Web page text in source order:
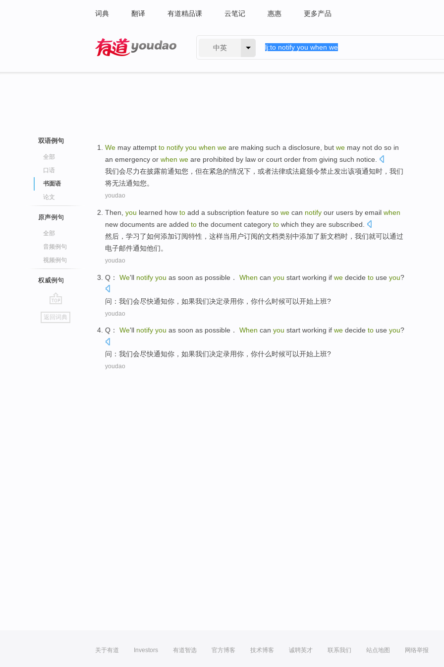
词典 翻译 有道精品课 云笔记 惠惠 更多产品
中英
双语例句
全部
口语
书面语
论文
原声例句
全部
音频例句
视频例句
权威例句
go
top
返回词典
We may attempt to notify you when we are making such a disclosure but we may not do so in
an emergency or when we are prohibited by law or court order from giving such notice
我们会尽力在披露前通知您 ， 但在紧急的情况下， 或者法律或法庭颁令禁止发出该项通知时 ，我们
将无法通知您。
youdao
Then you learned how to add a subscription feature so we can notify our users by email when
new documents are added to the document category to which they are subscribed
然后 ， 学习了如何添加订阅特性 ， 这样当 用户订阅的文档类别中添加了新文档时， 我们就可以通过
电子邮件通知他们。
youdao
Q ： We'll notify you as soon as possible． When can you start working if we decide to use you?
问 ： 我们会尽快通知你 ， 如果我们决定录用你，你什么时候可以开始 上班?
youdao
Q ： We'll notify you as soon as possible． When can you start working if we decide to use you?
问 ： 我们会尽快通知你 ， 如果我们决定录用你，你什么时候可以开始上班?
youdao
关于有道 Investors 有道智选 官方博客 技术博客 诚聘英才 联系我们 站点地图 网络举报